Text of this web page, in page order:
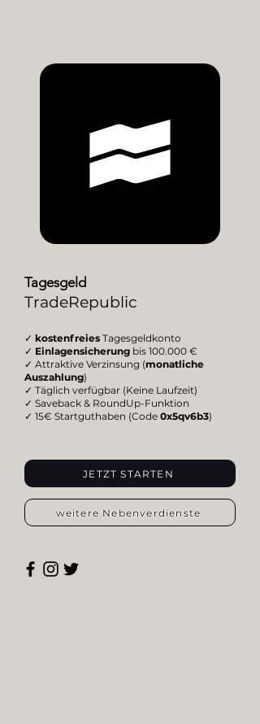
Tagesgeld
TradeRepublic
✓ kostenfreies Tagesgeldkonto
✓ Einlagensicherung bis 100.000 €
✓ Attraktive Verzinsung (monatliche
Auszahlung)
✓ Täglich verfügbar (Keine Laufzeit)
✓ Saveback & RoundUp-Funktion
✓ 15€ Startguthaben (Code 0x5qv6b3)
JETZT STARTEN
weitere Nebenverdienste